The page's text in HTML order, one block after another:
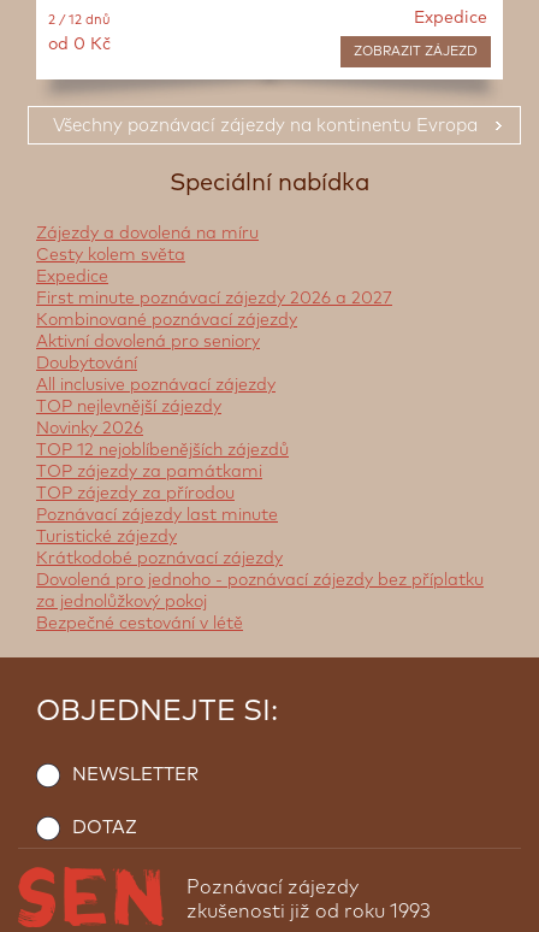
Expedice
ZOBRAZIT ZÁJEZD
2 / 12 dnů
od 0 Kč
Všechny poznávací zájezdy na kontinentu Evropa
Speciální nabídka
Zájezdy a dovolená na míru
Cesty kolem světa
Expedice
First minute poznávací zájezdy 2026 a 2027
Kombinované poznávací zájezdy
Aktivní dovolená pro seniory
Doubytování
All inclusive poznávací zájezdy
TOP nejlevnější zájezdy
Novinky 2026
TOP 12 nejoblíbenějších zájezdů
TOP zájezdy za památkami
TOP zájezdy za přírodou
Poznávací zájezdy last minute
Turistické zájezdy
Krátkodobé poznávací zájezdy
Dovolená pro jednoho - poznávací zájezdy bez příplatku
za jednolůžkový pokoj
Bezpečné cestování v létě
OBJEDNEJTE SI:
NEWSLETTER
DOTAZ
Poznávací zájezdy
zkušenosti již od roku 1993